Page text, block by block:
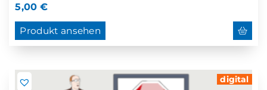
5,00€
Produkt ansehen
digital